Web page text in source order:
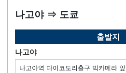
나고야 ⇒ 도쿄
출발지
나고야
나고야역 다이코도리출구 빅카메라 앞